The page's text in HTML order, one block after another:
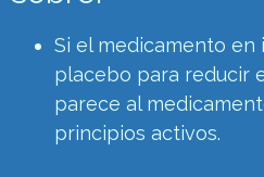
Si el medicamento
placebo para reducir
parece al
principios activos.